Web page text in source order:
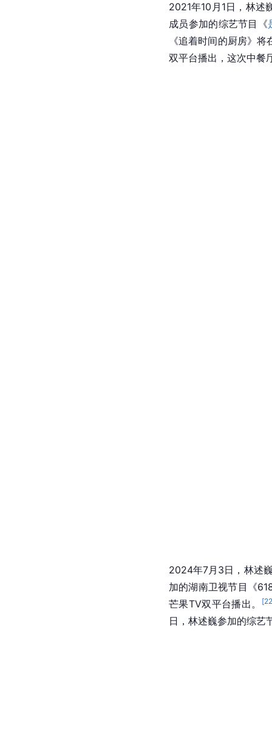
2021年10月1日，林述
成员参加的综艺节目《
《追着时间的厨房》将
双平台播出，这次中餐
2024年7月3日，林述
加的湖南卫视节目《
芒果TV双平台播出。
[
日，林述巍参加的综艺